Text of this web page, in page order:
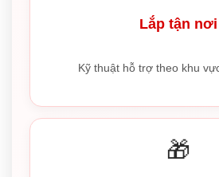
Lắp tận nơi
Kỹ thuật hỗ trợ theo khu
🎁